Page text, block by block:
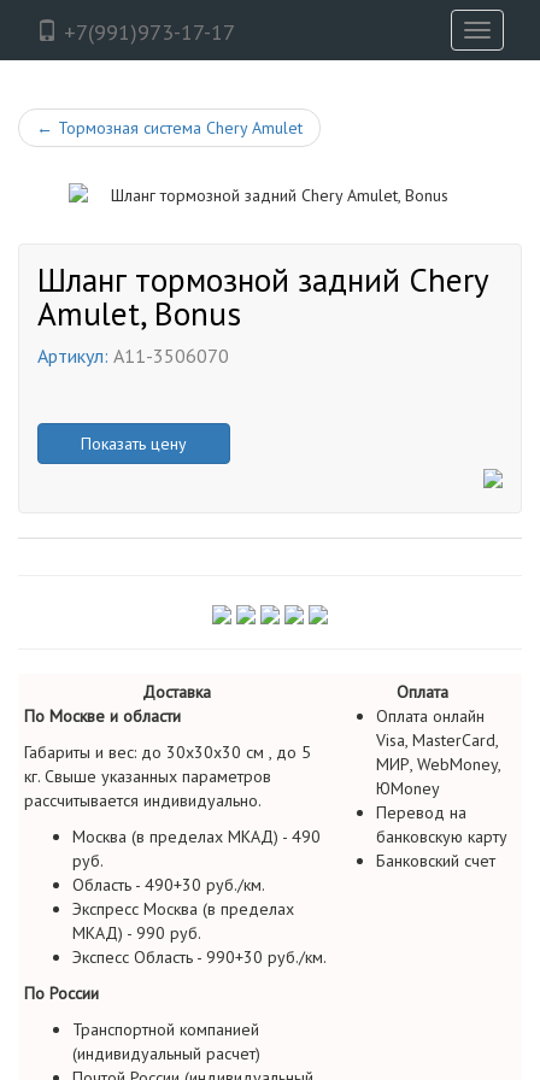
+7(991)973-17-17
Toggle
← Тормозная система Chery Amulet
Шланг тормозной задний Chery
Amulet, Bonus
Артикул: A11-3506070
Показать цену
Доставка
Оплата
По Москве и области
Габариты и вес: до 30х30х30 см , до 5
кг. Свыше указанных параметров
рассчитывается индивидуально.
Москва (в пределах МКАД) - 490
руб.
Область - 490+30 руб./км.
Экспресс Москва (в пределах
МКАД) - 990 руб.
Экспесс Область - 990+30 руб./км.
По России
Транспортной компанией
(индивидуальный расчет)
Оплата онлайн
Visa, MasterCard,
МИР, WebMoney,
ЮMoney
Перевод на
банковскую карту
Банковский счет